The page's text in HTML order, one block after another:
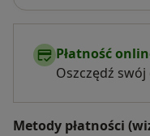
Płatność
Oszczędź
Metody płatności